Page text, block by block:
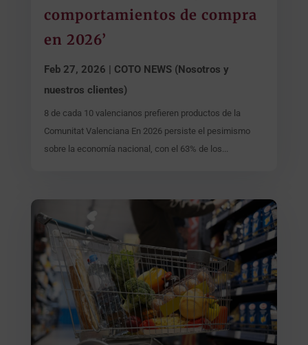
comportamientos de compra
en 2026’
Feb 27, 2026 | COTO NEWS (Nosotros y
nuestros clientes)
8 de cada 10 valencianos prefieren productos de la
Comunitat Valenciana En 2026 persiste el pesimismo
sobre la economía nacional, con el 63% de los...